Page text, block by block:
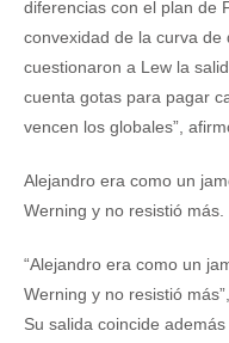
diferencias con el plan de
convexidad de la curva de
cuestionaron a Lew la
cuenta gotas para pagar
vencen los globales”,
Alejandro era como un
Werning y no resistió más.
“Alejandro era como un
Werning y no resistió
Su salida coincide